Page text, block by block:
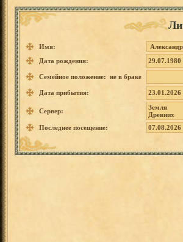
Имя:
Александр
Дата рождения:
29.07.1980
Семейное положение: не в браке
Дата прибытия: 23.01.2026
Сервер:
Земля
Древних
Последнее посещение:
07.08.2026